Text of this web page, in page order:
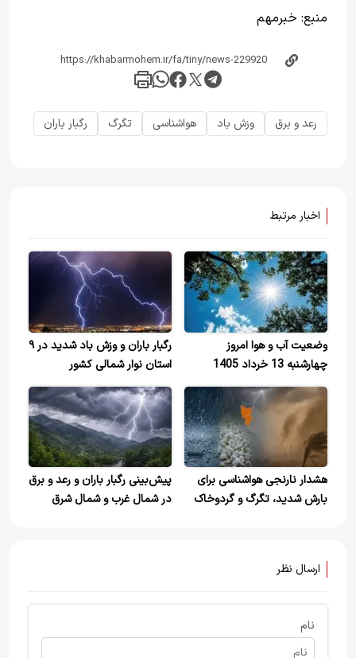
منبع: خبر‌مهم
رعد و برق وزش باد هواشناسی تگرگ رگبار باران
اخبار مرتبط
وضعیت آب و هوا امروز
چهارشنبه 13 خرداد 1405
رگبار باران و وزش باد شدید در ۹
استان نوار شمالی کشور
هشدار نارنجی هواشناسی برای
بارش شدید، تگرگ و گردوخاک
پیش‌بینی رگبار باران و رعد و برق
در شمال غرب و شمال شرق
ارسال نظر
نام